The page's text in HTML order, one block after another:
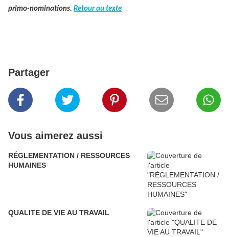
primo-nominations. Retour au texte
Partager
Vous aimerez aussi
RÉGLEMENTATION / RESSOURCES
HUMAINES
QUALITE DE VIE AU TRAVAIL